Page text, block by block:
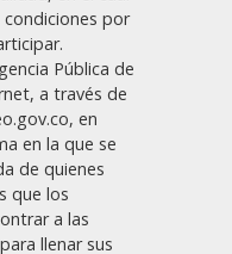
condiciones por
Pública de
a través de
en
en la que se
de quienes
que los
a las
llenar sus